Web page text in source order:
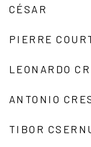
CÉSAR
PIERRE
LEONARDO
ANTONIO
TIBOR